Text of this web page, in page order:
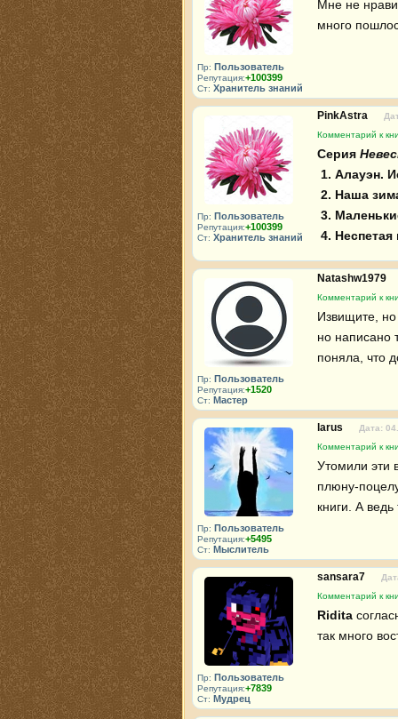
Пр: Пользователь
Репутация:+100399
Ст: Хранитель знаний
Мне не
много
Пр: Пользователь
Репутация:+100399
Ст: Хранитель знаний
PinkAstra
Комментарий к
Серия
1. Алауэн.
2. Наша
3.
4. Неспетая
Пр: Пользователь
Репутация:+1520
Ст: Мастер
Natashw1979
Комментарий к
Извищите,
но написано
поняла, что
Пр: Пользователь
Репутация:+5495
Ст: Мыслитель
larus
Дата:
Комментарий к
Утомили эти
плюну-
книги. А
Пр: Пользователь
Репутация:+7839
Ст: Мудрец
sansara7
Комментарий к
Ridita
так много